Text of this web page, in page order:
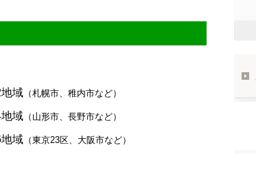
域（札幌市、稚内市など）
域（山形市、長野市など）
域（東京23区、大阪市など）